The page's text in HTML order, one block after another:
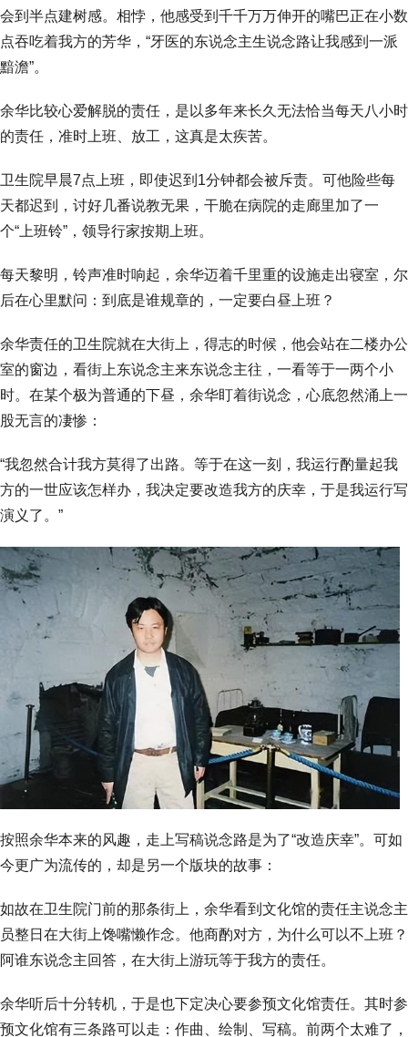
会到半点建树感。相悖，他感受到千千万万伸开的嘴巴正在小数
点吞吃着我方的芳华，“牙医的东说念主生说念路让我感到一派
黯澹”。
余华比较心爱解脱的责任，是以多年来长久无法恰当每天八小时
的责任，准时上班、放工，这真是太疾苦。
卫生院早晨7点上班，即使迟到1分钟都会被斥责。可他险些每
天都迟到，讨好几番说教无果，干脆在病院的走廊里加了一
个“上班铃”，领导行家按期上班。
每天黎明，铃声准时响起，余华迈着千里重的设施走出寝室，尔
后在心里默问：到底是谁规章的，一定要白昼上班？
余华责任的卫生院就在大街上，得志的时候，他会站在二楼办公
室的窗边，看街上东说念主来东说念主往，一看等于一两个小
时。在某个极为普通的下昼，余华盯着街说念，心底忽然涌上一
股无言的凄惨：
“我忽然合计我方莫得了出路。等于在这一刻，我运行酌量起我
方的一世应该怎样办，我决定要改造我方的庆幸，于是我运行写
演义了。”
按照余华本来的风趣，走上写稿说念路是为了“改造庆幸”。可如
今更广为流传的，却是另一个版块的故事：
如故在卫生院门前的那条街上，余华看到文化馆的责任主说念主
员整日在大街上馋嘴懒作念。他商酌对方，为什么可以不上班？
阿谁东说念主回答，在大街上游玩等于我方的责任。
余华听后十分转机，于是也下定决心要参预文化馆责任。其时参
预文化馆有三条路可以走：作曲、绘制、写稿。前两个太难了，